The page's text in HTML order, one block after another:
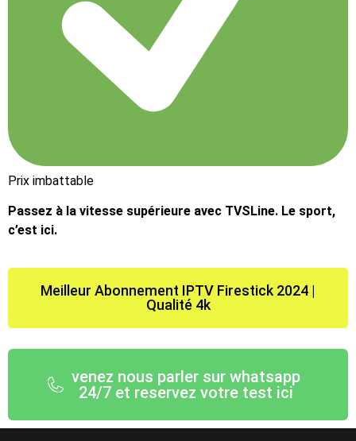
Prix imbattable
Passez à la vitesse supérieure avec TVSLine. Le sport,
c’est ici.
Meilleur Abonnement IPTV Firestick 2024 |
Qualité 4k
venez nous parler sur whatsapp
24/7 et reservez votre test ici